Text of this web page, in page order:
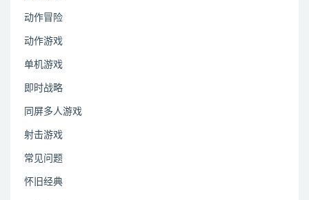
动作冒险
动作游戏
单机游戏
即时战略
同屏多人游戏
射击游戏
常见问题
怀旧经典